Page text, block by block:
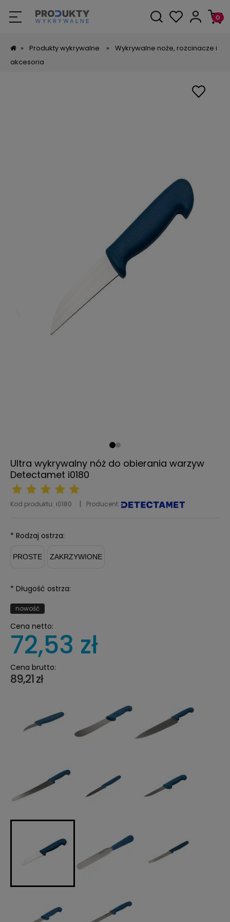
» Produkty wykrywalne »
Wykrywalne noże, rozcinacze i
akcesoria
Ultra wykrywalny nóż do obierania warzyw
Detectamet i0180
Kod produktu: i0180 Producent:
* Rodzaj ostrza:
PROSTE ZAKRZYWIONE
* Długość ostrza:
nowość
Cena brutto:
89,21 zł
Cena netto:
72,53 zł